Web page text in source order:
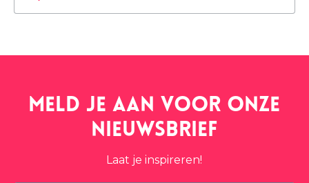
Meld je aan voor onze
nieuwsbrief
Laat je inspireren!